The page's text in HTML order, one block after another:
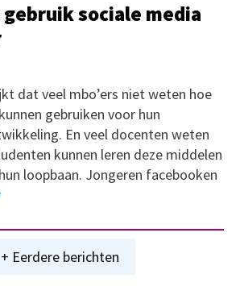
sociale media
dat veel mbo’ers niet weten hoe
gebruiken voor hun
En veel docenten weten
kunnen leren deze middelen
loopbaan. Jongeren facebooken
+ Eerdere berichten